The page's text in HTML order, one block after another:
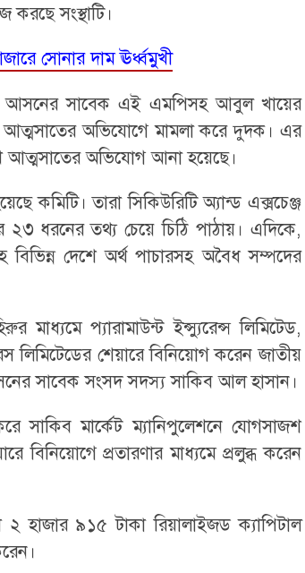
করছে সংস্থাটি।
সোনার দাম ঊর্ধ্বমুখী
১ আসনের সাবেক এই এমপিসহ আবুল খায়ের
আত্মসাতের অভিযোগে মামলা করে দুদক। এর
আত্মসাতের অভিযোগ আনা হয়েছে।
কমিটি। তারা সিকিউরিটি অ্যান্ড এক্সচেঞ্জ
২৩ ধরনের তথ্য চেয়ে চিঠি পাঠায়। এদিকে,
বিভিন্ন দেশে অর্থ পাচারসহ অবৈধ সম্পদের
প্যারামাউন্ট ইন্স্যুরেন্স লিমিটেড,
লিমিটেডের শেয়ারে বিনিয়োগ করেন জাতীয়
সাবেক সংসদ সদস্য সাকিব আল হাসান।
সাকিব মার্কেট ম্যানিপুলেশনে যোগসাজশ
বিনিয়োগে প্রতারণার মাধ্যমে প্রলুব্ধ করেন
৯১৫ টাকা রিয়ালাইজড ক্যাপিটাল